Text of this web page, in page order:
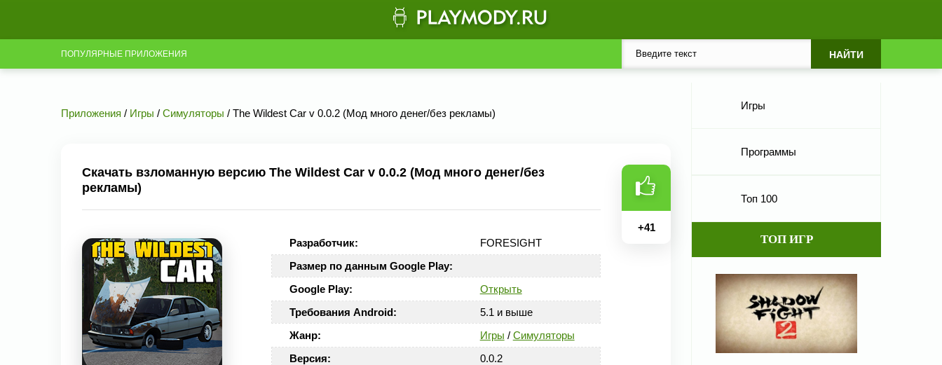
ПОПУЛЯРНЫЕ ПРИЛОЖЕНИЯ
Приложения / Игры / Симуляторы / The Wildest Car v 0.0.2 (Мод много денег/без рекламы)
Скачать взломанную версию The Wildest Car v 0.0.2 (Мод много денег/без
рекламы)
Разработчик:
FORESIGHT
Размер по данным Google Play:
Google Play:
Открыть
Требования Android:
5.1 и выше
Жанр:
Игры / Симуляторы
Версия:
0.0.2
+41
Игры
Программы
Топ 100
ТОП ИГР